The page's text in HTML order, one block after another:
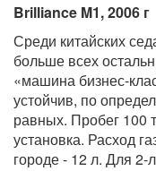
Brilliance M1, 2006 г
Среди китайских
больше всех
«машина бизнес-
устойчив, по
равных. Пробег 100
установка. Расход
городе - 12 л. Для 2-